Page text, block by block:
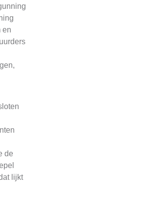
en
de
lijkt